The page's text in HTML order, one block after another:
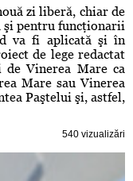
zi liberă, chiar de
şi pentru funcţionarii
va fi aplicată şi în
de lege redactat
de Vinerea Mare ca
Mare sau Vinerea
Paştelui şi, astfel,
540 vizualizări